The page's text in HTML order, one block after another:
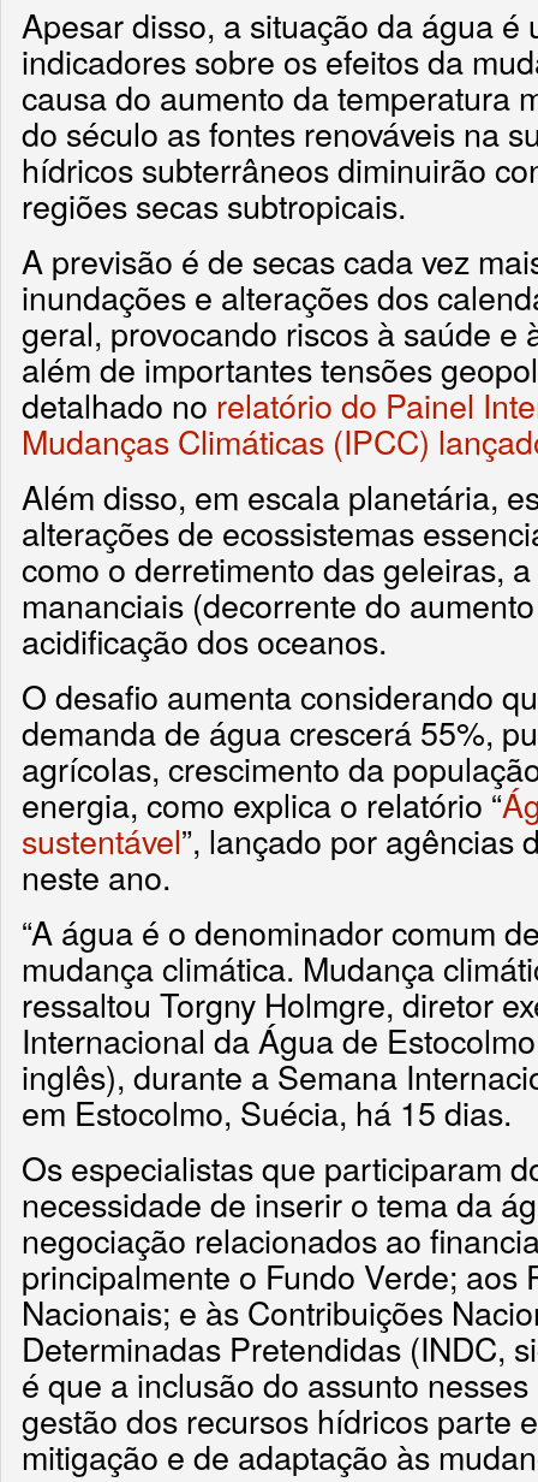
Apesar disso, a situação da água é
indicadores sobre os efeitos da
causa do aumento da temperatura
do século as fontes renováveis na
hídricos subterrâneos diminuirão
regiões secas subtropicais.
A previsão é de secas cada vez
inundações e alterações dos
geral, provocando riscos à saúde e
além de importantes tensões
detalhado no relatório do Painel
Mudanças Climáticas (IPCC)
Além disso, em escala planetária,
alterações de ecossistemas
como o derretimento das geleiras,
mananciais (decorrente do
acidificação dos oceanos.
O desafio aumenta considerando
demanda de água crescerá 55%,
agrícolas, crescimento da
energia, como explica o relatório “
sustentável”, lançado por agências
neste ano.
“A água é o denominador comum
mudança climática. Mudança
ressaltou Torgny Holmgre, diretor
Internacional da Água de
inglês), durante a Semana
em Estocolmo, Suécia, há 15 dias.
Os especialistas que participaram
necessidade de inserir o tema da
negociação relacionados ao
principalmente o Fundo Verde; aos
Nacionais; e às Contribuições
Determinadas Pretendidas (INDC,
é que a inclusão do assunto
gestão dos recursos hídricos parte
mitigação e de adaptação às